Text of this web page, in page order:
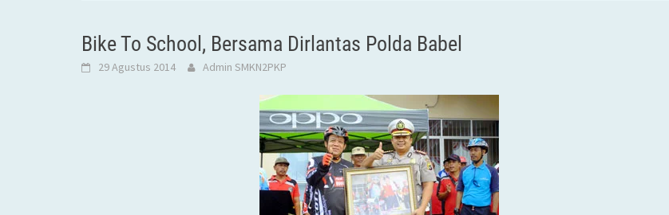
Bike To School, Bersama Dirlantas Polda Babel
29 Agustus 2014 Admin SMKN2PKP